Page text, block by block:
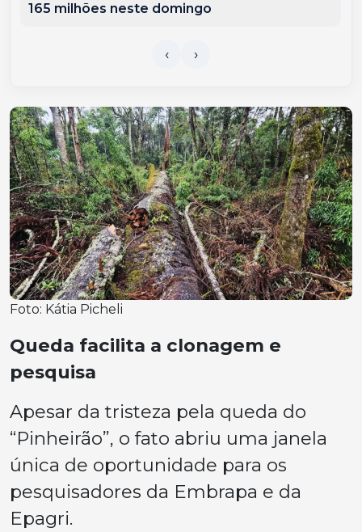
165 milhões neste domingo
Foto: Kátia Picheli
Queda facilita a clonagem e
pesquisa
Apesar da tristeza pela queda do
“Pinheirão”, o fato abriu uma janela
única de oportunidade para os
pesquisadores da Embrapa e da
Epagri.